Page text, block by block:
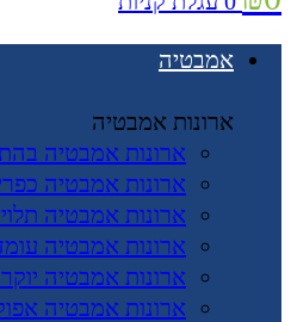
אמבטיה
ארונות אמבטיה
ארונות אמבטיה
ארונות אמבטיה
ארונות אמבטיה
ארונות אמבטיה
ארונות אמבטיה
ארונות אמבטיה